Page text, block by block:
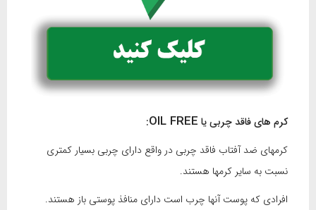
کرم های فاقد چربی یا OIL FREE
:
کرمهای ضد آفتاب فاقد چربی در واقع دارای چربی بسیار کمتری
نسبت به سایر کرمها هستند.
افرادی که پوست آنها چرب است دارای منافذ پوستی باز هستند.